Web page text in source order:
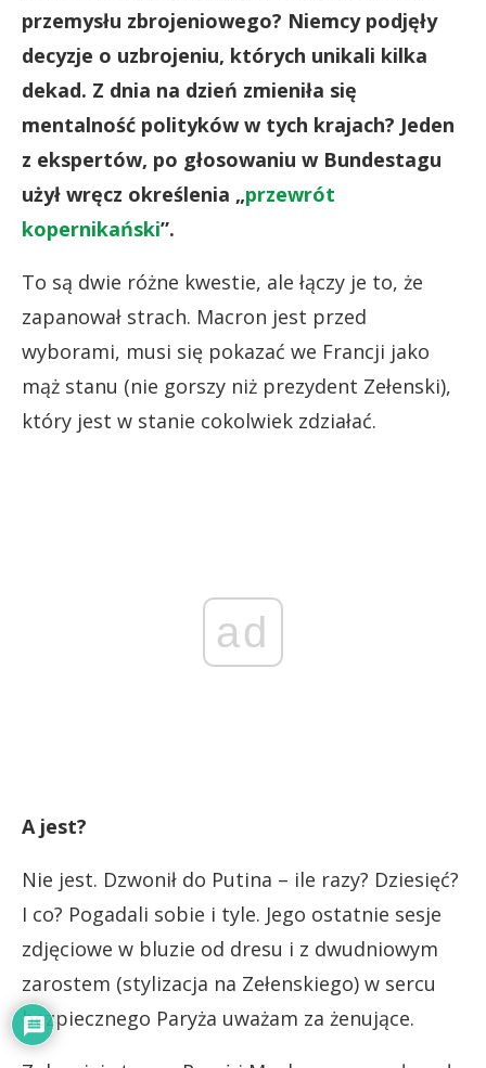
przemysłu zbrojeniowego? Niemcy podjęły
decyzje o uzbrojeniu, których unikali kilka
dekad. Z dnia na dzień zmieniła się
mentalność polityków w tych krajach? Jeden
z ekspertów, po głosowaniu w Bundestagu
użył wręcz określenia „przewrót
kopernikański”.
To są dwie różne kwestie, ale łączy je to, że
zapanował strach. Macron jest przed
wyborami, musi się pokazać we Francji jako
mąż stanu (nie gorszy niż prezydent Zełenski),
który jest w stanie cokolwiek zdziałać.
ad
A jest?
Nie jest. Dzwonił do Putina – ile razy? Dziesięć?
I co? Pogadali sobie i tyle. Jego ostatnie sesje
zdjęciowe w bluzie od dresu i z dwudniowym
zarostem (stylizacja na Zełenskiego) w sercu
bezpiecznego Paryża uważam za żenujące.